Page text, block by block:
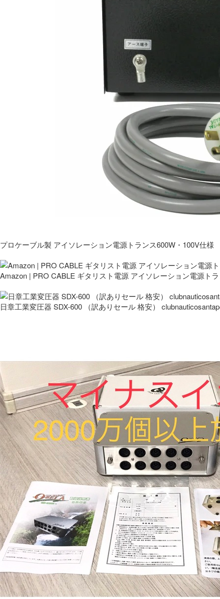
プロケーブル製 アイソレーション電源トランス600W・100V仕様
Amazon | PRO CABLE ギタリスト電源 アイソレーション電源ト
日章工業変圧器 SDX-600 （訳ありセール 格安）